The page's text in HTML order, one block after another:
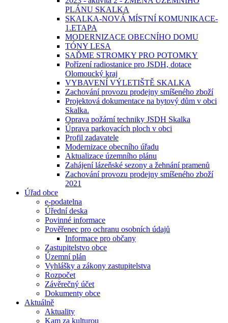
PLÁNU SKALKA
SKALKA-NOVÁ MÍSTNÍ KOMUNIKACE-
1.ETAPA
MODERNIZACE OBECNÍHO DOMU
TÓNY LESA
SAĎME STROMKY PRO POTOMKY
Pořízení radiostanice pro JSDH, dotace
Olomoucký kraj
VYBAVENÍ VÝLETIŠTĚ SKALKA
Zachování provozu prodejny smíšeného zboží
Projektová dokumentace na bytový dům v obci
Skalka.
Oprava požární techniky JSDH Skalka
Úprava parkovacích ploch v obci
Profil zadavatele
Modernizace obecního úřadu
Aktualizace územního plánu
Zahájení lázeňské sezony a žehnání pramenů
Zachování provozu prodejny smíšeného zboží
2021
Úřad obce
e-podatelna
Úřední deska
Povinné informace
Pověřenec pro ochranu osobních údajů
Informace pro občany
Zastupitelstvo obce
Územní plán
Vyhlášky a zákony zastupitelstva
Rozpočet
Závěrečný účet
Dokumenty obce
Aktuálně
Aktuality
Kam za kulturou